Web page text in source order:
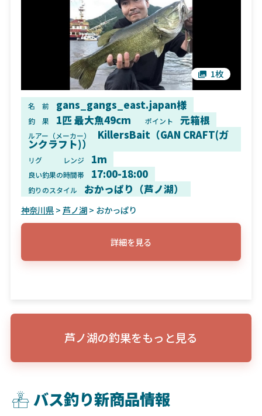
1枚
名 前 gans_gangs_east.japan様
釣 果 1匹 最大魚49cm ポイント 元箱根
ルアー（メーカー） KillersBait（GAN CRAFT(ガ
ンクラフト)）
リグ レンジ 1m
良い釣果の時間帯 17:00-18:00
釣りのスタイル おかっぱり（芦ノ湖）
神奈川県>芦ノ湖> おかっぱり
詳細を見る
芦ノ湖の釣果をもっと見る
バス釣り新商品情報